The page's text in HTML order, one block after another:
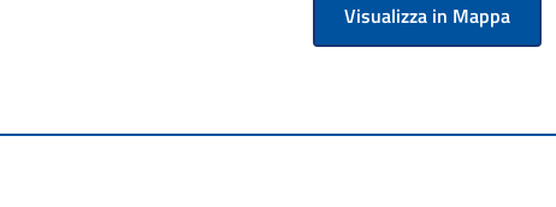
Visualizza in Mappa